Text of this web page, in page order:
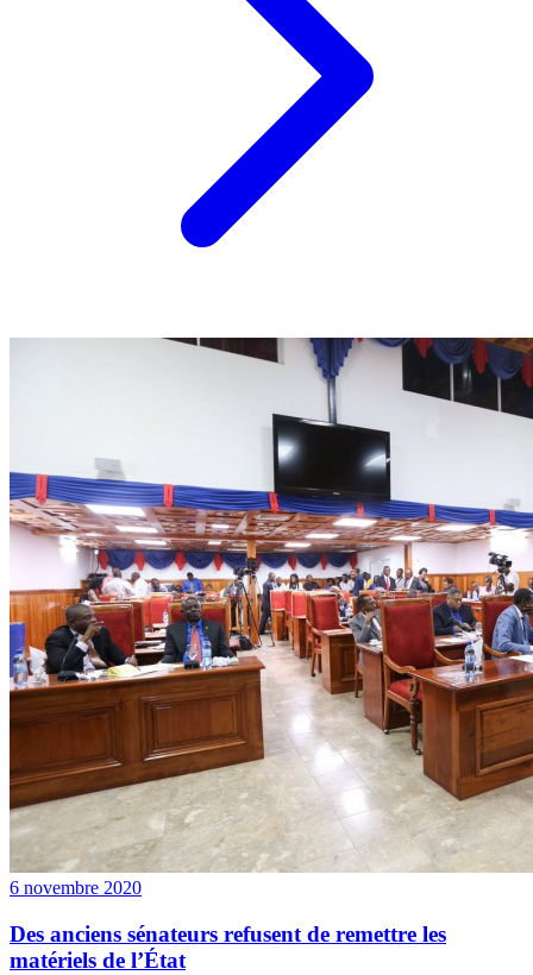
6 novembre 2020
Des anciens sénateurs refusent de remettre les
matériels de l’État